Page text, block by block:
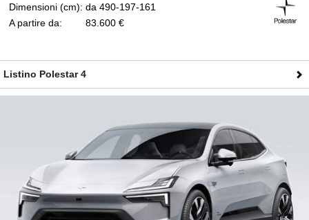
Dimensioni (cm): da 490-197-161
A partire da:
83.600 €
Listino Polestar 4